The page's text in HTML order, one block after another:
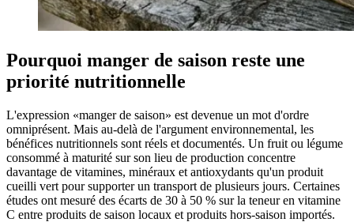
Pourquoi manger de saison reste une
priorité nutritionnelle
L'expression «manger de saison» est devenue un mot d'ordre
omniprésent. Mais au-delà de l'argument environnemental, les
bénéfices nutritionnels sont réels et documentés. Un fruit ou légume
consommé à maturité sur son lieu de production concentre
davantage de vitamines, minéraux et antioxydants qu'un produit
cueilli vert pour supporter un transport de plusieurs jours. Certaines
études ont mesuré des écarts de 30 à 50 % sur la teneur en vitamine
C entre produits de saison locaux et produits hors-saison importés.